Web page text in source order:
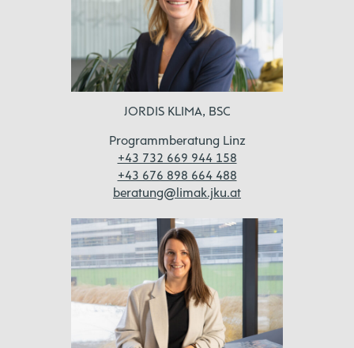
JORDIS KLIMA, BSC
Programmberatung Linz
+43 732 669 944 158
+43 676 898 664 488
beratung@limak.jku.at